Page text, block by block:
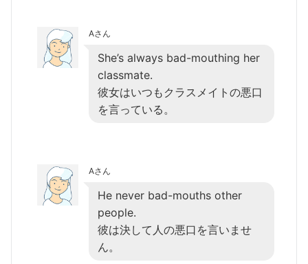
Aさん
She’s always bad-mouthing her
classmate.
彼女はいつもクラスメイトの悪口
を言っている。
Aさん
He never bad-mouths other
people.
彼は決して人の悪口を言いませ
ん。